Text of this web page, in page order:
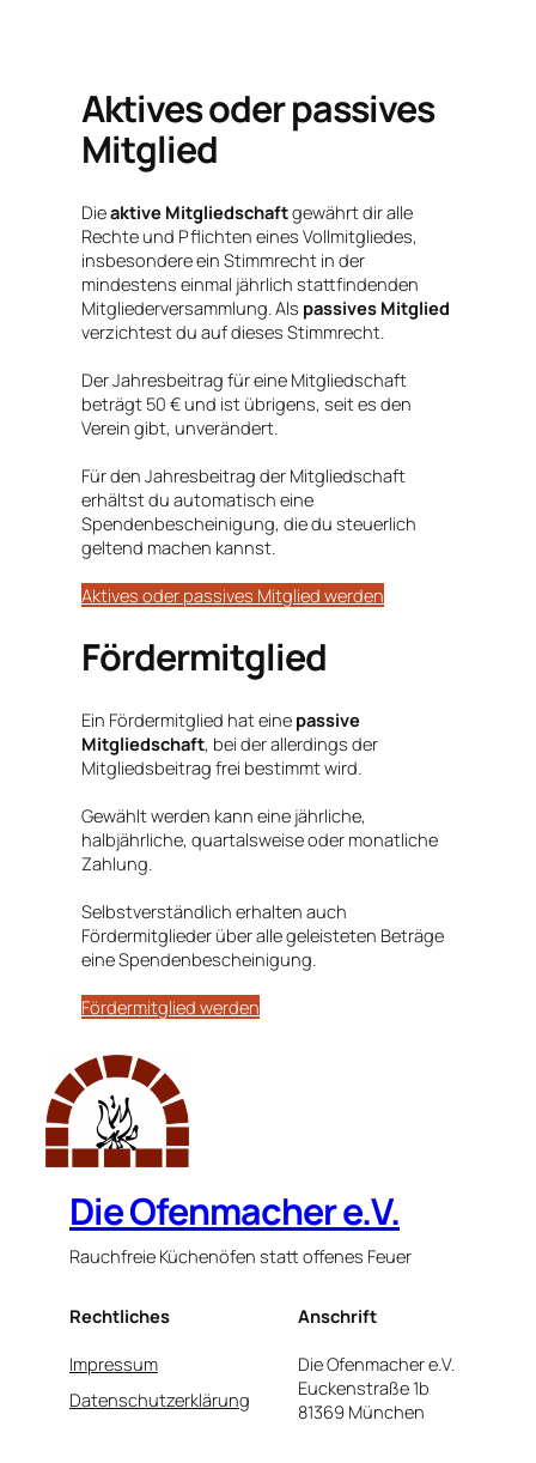
Aktives oder passives
Mitglied
Dieaktive Mitgliedschaftgewährt dir alle
Rechte und Pflichten eines Vollmitgliedes,
insbesondere ein Stimmrecht in der
mindestens einmal jährlich stattfindenden
Mitgliederversammlung. Als passives Mitglied
verzichtest du auf dieses Stimmrecht.
Der Jahresbeitrag für eine Mitgliedschaft
beträgt 50 € und ist übrigens, seit es den
Verein gibt, unverändert.
Für den Jahresbeitrag der Mitgliedschaft
erhältst du automatisch eine
Spendenbescheinigung, die du steuerlich
geltend machen kannst.
Aktives oder passives Mitglied werden
Fördermitglied
Ein Fördermitglied hat eine passive
Mitgliedschaft, bei der allerdings der
Mitgliedsbeitrag frei bestimmt wird.
Gewählt werden kann eine jährliche,
halbjährliche, quartalsweise oder monatliche
Zahlung.
Selbstverständlich erhalten auch
Fördermitglieder über alle geleisteten Beträge
eine Spendenbescheinigung.
Fördermitglied werden
Die Ofenmacher e.V.
Rauchfreie Küchenöfen statt offenes Feuer
Rechtliches
Impressum
Datenschutzerklärung
Anschrift
Die Ofenmacher e.V.
Euckenstraße 1b
81369 München